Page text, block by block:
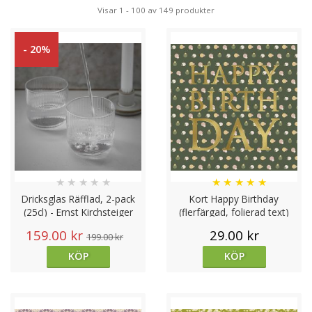
Visa kärlek och uppskattning
Genom att ge en present till pojkvän visar du att du
bryr dig och att du tänker på honom. En väl utvald
present kan uttrycka din kärlek och uppskattning på ett
sätt som ord ibland inte kan. Det är ett konkret sätt
att visa att du värdesätter honom och er relation.
Förstärka emotionell närhet
Presenter kan hjälpa till att skapa starkare emotionella
band mellan er. När du ger en genomtänkt present till
pojkvän blir det en symbol för er relation och de
minnen ni delar. Det kan också skapa nya minnen och
påminna er om speciella stunder tillsammans.
En present till pojkvän vid speciella tillfällen som
ännu mer minnesvärda. Genom att fira dessa tillfällen
med en present visar du att du vill göra dessa
ögonblick speciella och minnesvärda för er båda.
Visar 1 - 100 av 149 produkter
- 20%
Dricksglas Räfflad, 2-pack
(25cl) - Ernst Kirchsteiger
★ ★ ★ ★ ★
159.00 kr 199.00 kr
KÖP
Kort Happy Birthday
(flerfärgad, folierad text)
★ ★ ★ ★ ★
29.00 kr
KÖP